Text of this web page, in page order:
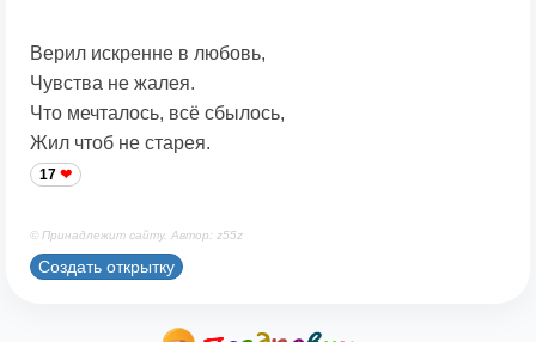
Верил искренне в любовь,
Чувства не жалея.
Что мечталось, всё сбылось,
Жил чтоб не старея.
17
© Принадлежит сайту. Автор: z55z
Создать открытку